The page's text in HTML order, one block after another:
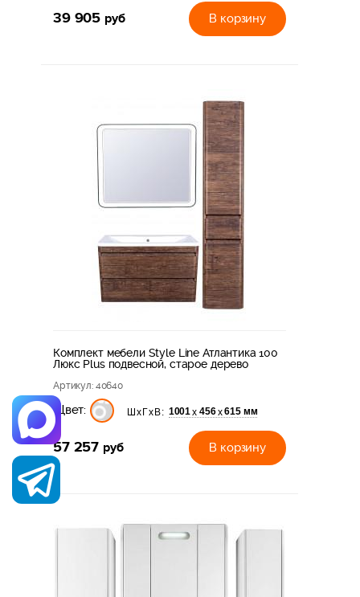
39 905 руб В корзину
Комплект мебели Style Line Атлантика 100
Люкс Plus подвесной, старое дерево
Артикул: 40640
Цвет: ШхГхВ: 1001х 456х 615 мм
57 257 руб В корзину